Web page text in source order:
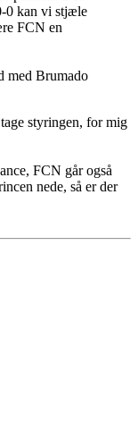
0 kan vi stjæle
FCN en
med Brumado
styringen, for mig
FCN går også
nede, så er der